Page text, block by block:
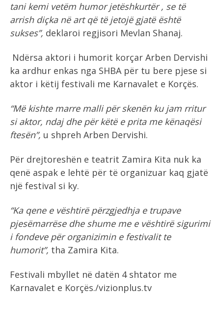
tani kemi vetëm humor jetëshkurtër , se të
arrish diçka në art që të jetojë gjatë është
sukses”, deklaroi regjisori Mevlan Shanaj.
Ndërsa aktori i humorit korçar Arben Dervishi
ka ardhur enkas nga SHBA për tu bere pjese si
aktor i këtij festivali me Karnavalet e Korçës.
“Më kishte marre malli për skenën ku jam rritur
si aktor, ndaj dhe për këtë e prita me kënaqësi
ftesën”, u shpreh Arben Dervishi.
Për drejtoreshën e teatrit Zamira Kita nuk ka
qenë aspak e lehtë për të organizuar kaq gjatë
një festival si ky.
“Ka qene e vështirë përzgjedhja e trupave
pjesëmarrëse dhe shume me e vështirë sigurimi
i fondeve për organizimin e festivalit te
humorit”, tha Zamira Kita.
Festivali mbyllet në datën 4 shtator me
Karnavalet e Korçës./vizionplus.tv